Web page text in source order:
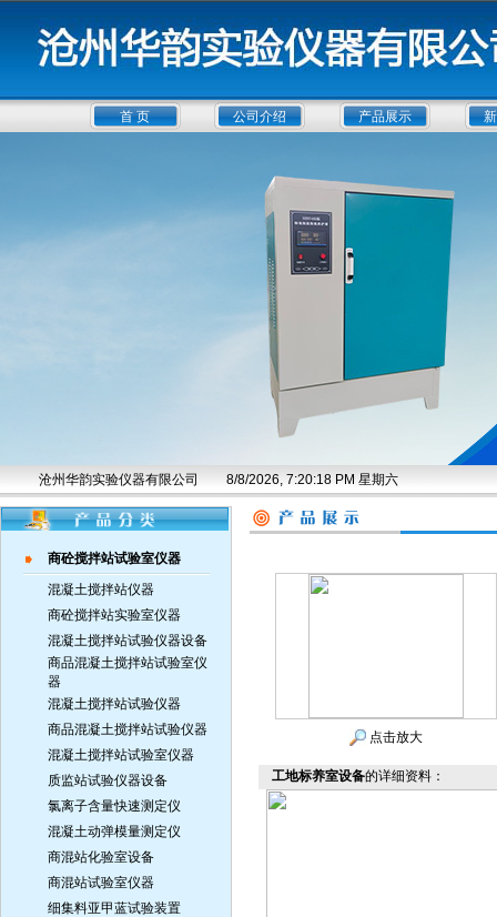
首 页 公司介绍 产品展示
沧州华韵实验仪器有限公司 8/8/2026, 7:20:19 PM 星期六
商砼搅拌站试验室仪器
混凝土搅拌站仪器
商砼搅拌站实验室仪器
混凝土搅拌站试验仪器设备
商品混凝土搅拌站试验室仪
器
混凝土搅拌站试验仪器
商品混凝土搅拌站试验仪器
混凝土搅拌站试验室仪器
质监站试验仪器设备
氯离子含量快速测定仪
混凝土动弹模量测定仪
商混站化验室设备
商混站试验室仪器
细集料亚甲蓝试验装置
点击放大
工地标养室设备的详细资料：